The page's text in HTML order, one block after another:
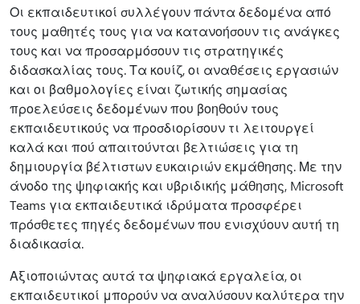
Οι εκπαιδευτικοί συλλέγουν πάντα δεδομένα από
τους μαθητές τους για να κατανοήσουν τις ανάγκες
τους και να προσαρμόσουν τις στρατηγικές
διδασκαλίας τους. Τα κουίζ, οι αναθέσεις εργασιών
και οι βαθμολογίες είναι ζωτικής σημασίας
προελεύσεις δεδομένων που βοηθούν τους
εκπαιδευτικούς να προσδιορίσουν τι λειτουργεί
καλά και πού απαιτούνται βελτιώσεις για τη
δημιουργία βέλτιστων ευκαιριών εκμάθησης. Με την
άνοδο της ψηφιακής και υβριδικής μάθησης, Microsoft
Teams για εκπαιδευτικά ιδρύματα προσφέρει
πρόσθετες πηγές δεδομένων που ενισχύουν αυτή τη
διαδικασία.
Αξιοποιώντας αυτά τα ψηφιακά εργαλεία, οι
εκπαιδευτικοί μπορούν να αναλύσουν καλύτερα την